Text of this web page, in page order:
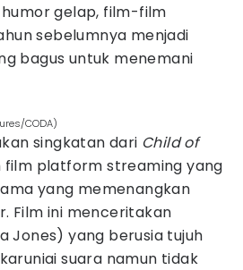
gelap, film-film
sebelumnya menjadi
bagus untuk menemani
CODA)
singkatan dari Child of
platform streaming yang
yang memenangkan
Film ini menceritakan
Jones) yang berusia tujuh
suara namun tidak